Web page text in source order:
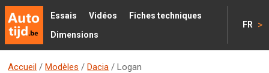
Essais Vidéos
Fiches techniques
Dimensions
FR >
Accueil / Modèles / Dacia / Logan